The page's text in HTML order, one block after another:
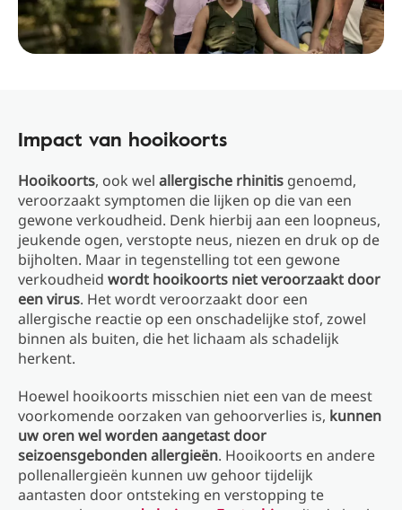
Impact van hooikoorts
Hooikoorts, ook wel allergische rhinitis genoemd,
veroorzaakt symptomen die lijken op die van een
gewone verkoudheid. Denk hierbij aan een loopneus,
jeukende ogen, verstopte neus, niezen en druk op de
bijholten. Maar in tegenstelling tot een gewone
verkoudheid wordt hooikoorts niet veroorzaakt door
een virus. Het wordt veroorzaakt door een
allergische reactie op een onschadelijke stof, zowel
binnen als buiten, die het lichaam als schadelijk
herkent.
Hoewel hooikoorts misschien niet een van de meest
voorkomende oorzaken van gehoorverlies is, kunnen
uw oren wel worden aangetast door
seizoensgebonden allergieën. Hooikoorts en andere
pollenallergieën kunnen uw gehoor tijdelijk
aantasten door ontsteking en verstopping te